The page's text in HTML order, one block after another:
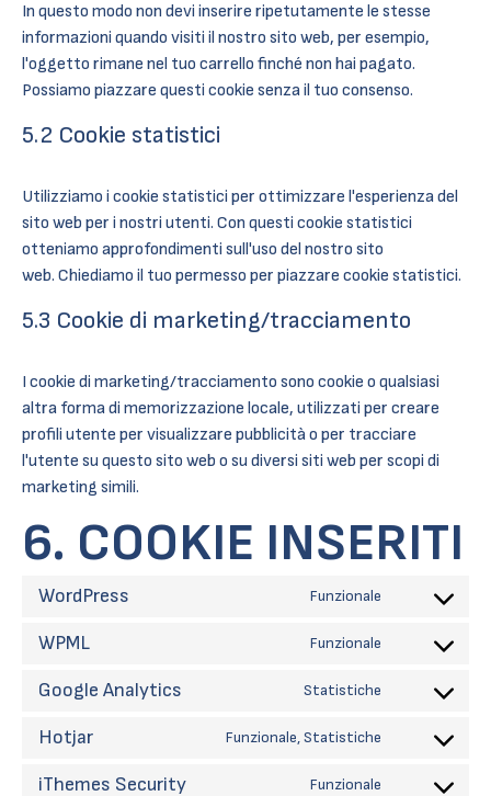
In questo modo non devi inserire ripetutamente le stesse
informazioni quando visiti il nostro sito web, per esempio,
l'oggetto rimane nel tuo carrello finché non hai pagato.
Possiamo piazzare questi cookie senza il tuo consenso.
5.2 Cookie statistici
Utilizziamo i cookie statistici per ottimizzare l'esperienza del
sito web per i nostri utenti. Con questi cookie statistici
otteniamo approfondimenti sull'uso del nostro sito
web. Chiediamo il tuo permesso per piazzare cookie statistici.
5.3 Cookie di marketing/tracciamento
I cookie di marketing/tracciamento sono cookie o qualsiasi
altra forma di memorizzazione locale, utilizzati per creare
profili utente per visualizzare pubblicità o per tracciare
l'utente su questo sito web o su diversi siti web per scopi di
marketing simili.
6. COOKIE INSERITI
WordPress Funzionale
Consent
service
WPML Funzionale
Consent
service
Google Analytics Statistiche
Consent
service
Hotjar Funzionale, Statistiche
Consent
service
iThemes Security Funzionale